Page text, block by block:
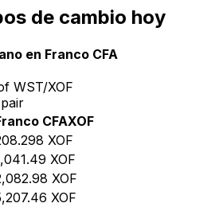
de cambio hoy
en Franco CFA
WST/XOF
CFAXOF
XOF
XOF
XOF
XOF